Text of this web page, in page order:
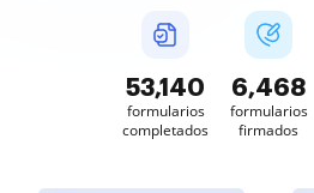
53,142
formularios
completados
6,468
formularios
firmados